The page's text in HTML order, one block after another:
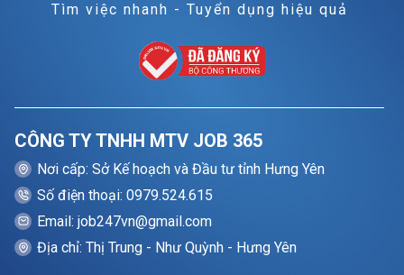
Tìm việc nhanh - Tuyển dụng hiệu quả
CÔNG TY TNHH MTV JOB 365
Nơi cấp: Sở Kế hoạch và Đầu tư tỉnh Hưng Yên
Số điện thoại: 0979.524.615
Email: job247vn@gmail.com
Địa chỉ: Thị Trung - Như Quỳnh - Hưng Yên